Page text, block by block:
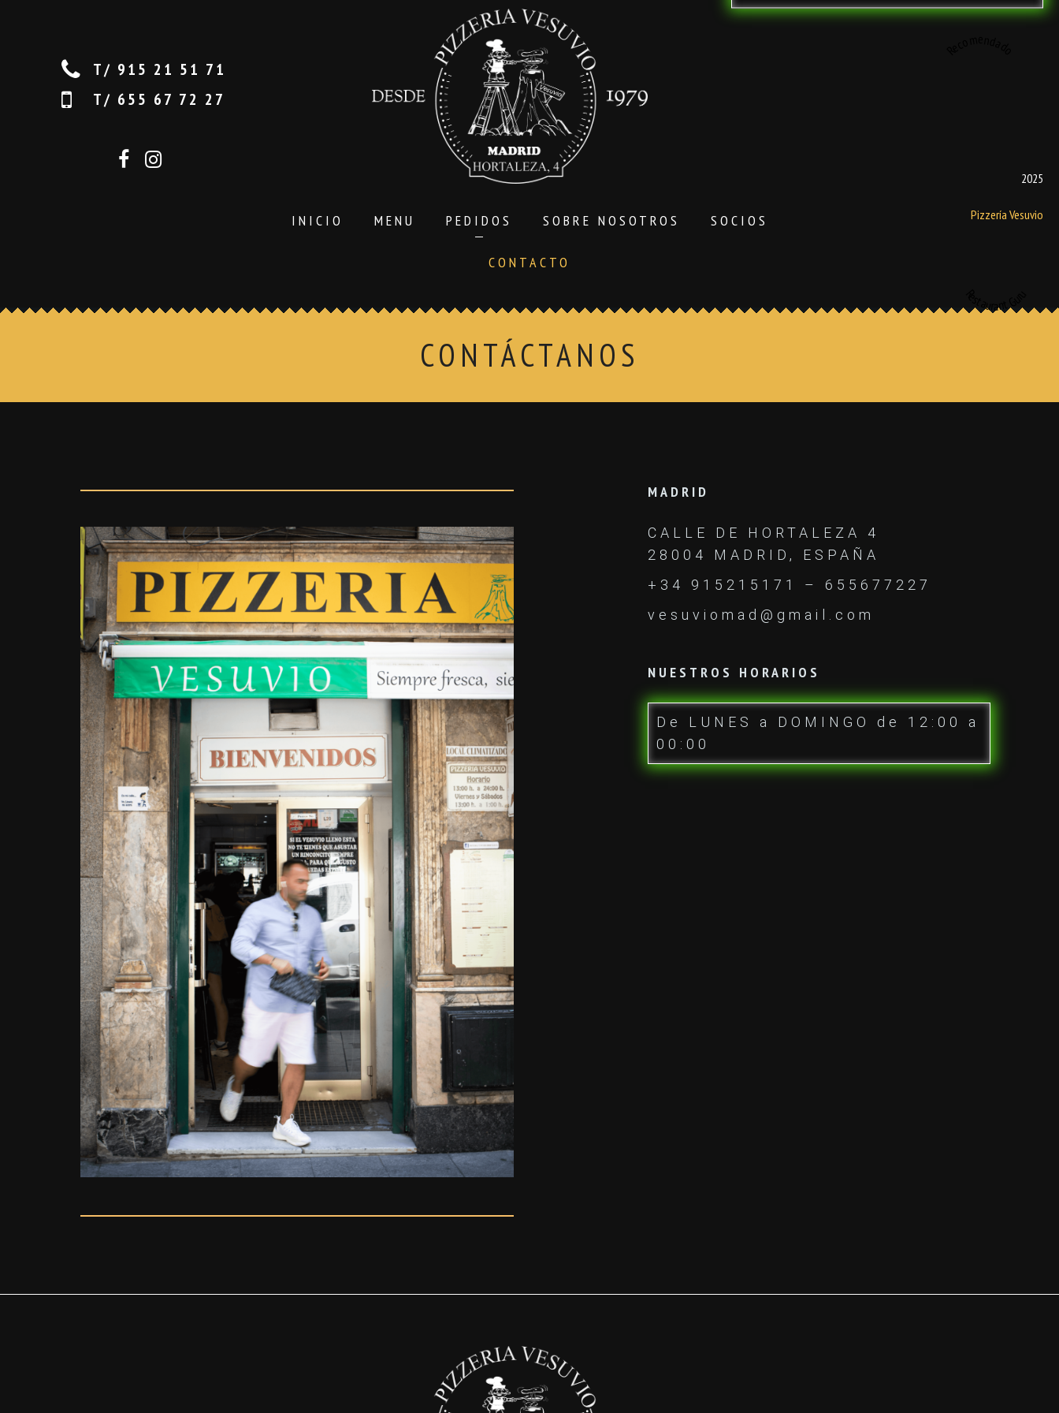
T/ 915 21 51 71
T/ 655 67 72 27
INICIO MENU PEDIDOS SOBRE NOSOTROS SOCIOS
CONTACTO
2025
Pizzería Vesuvio
CONTÁCTANOS
MADRID
CALLE DE HORTALEZA 4
28004 MADRID, ESPAÑA
+34 915215171 – 655677227
vesuviomad@gmail.com
NUESTROS HORARIOS
De LUNES a DOMINGO de 12:00 a
00:00